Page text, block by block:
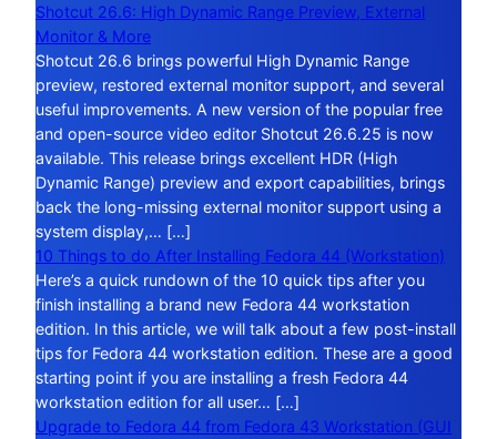
Shotcut 26.6: High Dynamic Range Preview, External
Monitor & More
Shotcut 26.6 brings powerful High Dynamic Range
preview, restored external monitor support, and several
useful improvements. A new version of the popular free
and open-source video editor Shotcut 26.6.25 is now
available. This release brings excellent HDR (High
Dynamic Range) preview and export capabilities, brings
back the long-missing external monitor support using a
system display,… […]
10 Things to do After Installing Fedora 44 (Workstation)
Here’s a quick rundown of the 10 quick tips after you
finish installing a brand new Fedora 44 workstation
edition. In this article, we will talk about a few post-install
tips for Fedora 44 workstation edition. These are a good
starting point if you are installing a fresh Fedora 44
workstation edition for all user… […]
Upgrade to Fedora 44 from Fedora 43 Workstation (GUI